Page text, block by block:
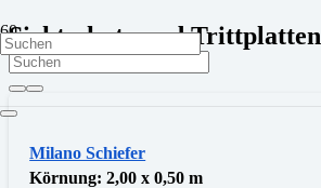
Sichtschutz und Trittplatten
Milano Schiefer
Körnung:2,00 x 0,50 m